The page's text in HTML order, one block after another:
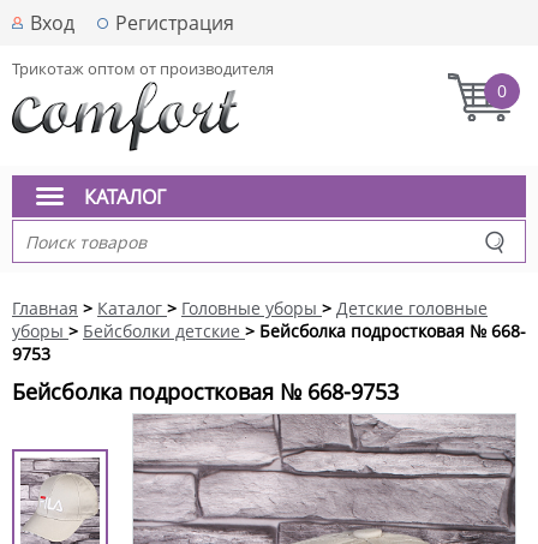
Вход Регистрация
Трикотаж оптом от производителя
0
КАТАЛОГ
Главная > Каталог > Головные уборы > Детские головные
уборы > Бейсболки детские > Бейсболка подростковая № 668-
9753
Бейсболка подростковая № 668-9753